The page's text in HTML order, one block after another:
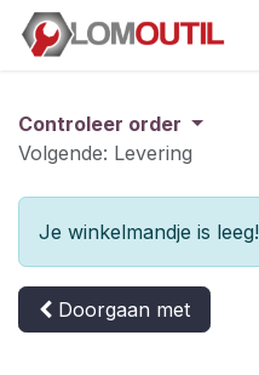
Overslaan naar inhoud
Controleer order
Volgende: Levering
Je winkelmandje is leeg!
Doorgaan met